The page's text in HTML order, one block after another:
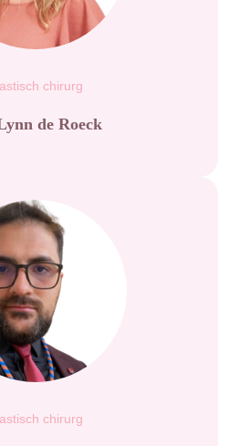
chirurg
de Roeck
chirurg